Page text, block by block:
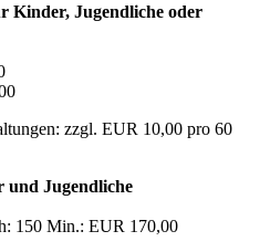
Kinder, Jugendliche oder
zzgl. EUR 10,00 pro 60
und Jugendliche
150 Min.: EUR 170,00